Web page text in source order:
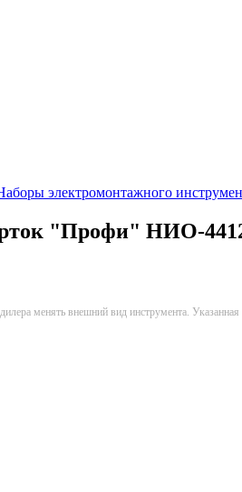
электромонтажного
"Профи" НИО-
менять внешний вид инструмента.